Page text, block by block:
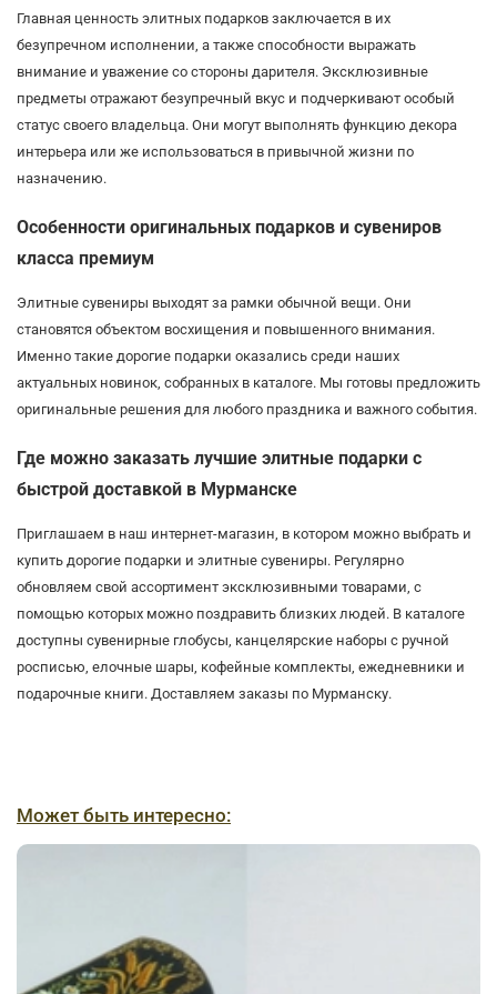
Главная ценность элитных подарков заключается в их
безупречном исполнении, а также способности выражать
внимание и уважение со стороны дарителя. Эксклюзивные
предметы отражают безупречный вкус и подчеркивают особый
статус своего владельца. Они могут выполнять функцию декора
интерьера или же использоваться в привычной жизни по
назначению.
Особенности оригинальных подарков и сувениров
класса премиум
Элитные сувениры выходят за рамки обычной вещи. Они
становятся объектом восхищения и повышенного внимания.
Именно такие дорогие подарки оказались среди наших
актуальных новинок, собранных в каталоге. Мы готовы предложить
оригинальные решения для любого праздника и важного события.
Где можно заказать лучшие элитные подарки с
быстрой доставкой в Мурманске
Приглашаем в наш интернет-магазин, в котором можно выбрать и
купить дорогие подарки и элитные сувениры. Регулярно
обновляем свой ассортимент эксклюзивными товарами, с
помощью которых можно поздравить близких людей. В каталоге
доступны сувенирные глобусы, канцелярские наборы с ручной
росписью, елочные шары, кофейные комплекты, ежедневники и
подарочные книги. Доставляем заказы по Мурманску.
Может быть интересно: